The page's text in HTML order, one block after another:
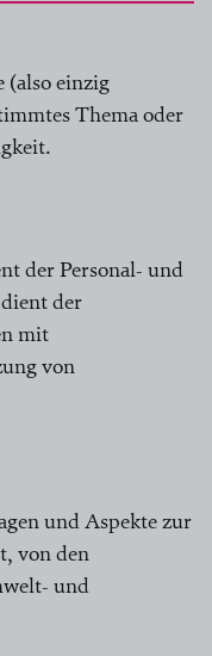
(also einzig
Thema oder
der Personal- und
der
mit
von
und Aspekte zur
von den
und